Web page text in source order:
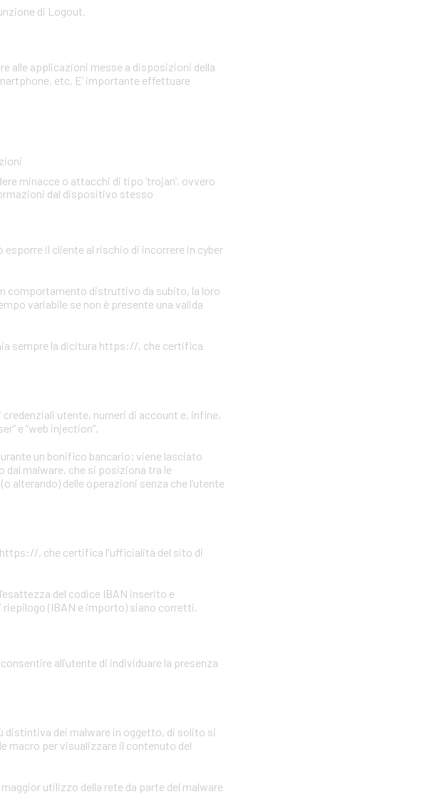
di Logout.
alle applicazioni messe a disposizioni della
etc. E’ importante effettuare
minacce o attacchi di tipo ‘trojan’, ovvero
dal dispositivo stesso
il cliente al rischio di incorrere in cyber
comportamento distruttivo da subito, la loro
variabile se non è presente una valida
sempre la dicitura https://, che certifica
utente, numeri di account e, infine,
e “web injection“.
un bonifico bancario; viene lasciato
dal malware, che si posiziona tra le
alterando) delle operazioni senza che l’utente
https://, che certifica l'ufficialità del sito di
del codice IBAN inserito e
(IBAN e importo) siano corretti.
all’utente di individuare la presenza
distintiva dei malware in oggetto, di solito si
macro per visualizzare il contenuto del
utilizzo della rete da parte del malware